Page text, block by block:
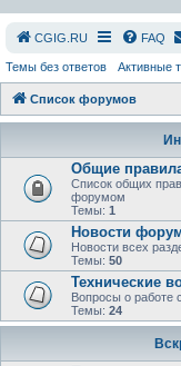
СGIG.RU FAQ
Темы без ответов Активные
Список форумов
Общие
Список общих
форумом
Темы: 1
Новости
Новости всех
Темы: 50
Технические
Вопросы о работе
Темы: 24